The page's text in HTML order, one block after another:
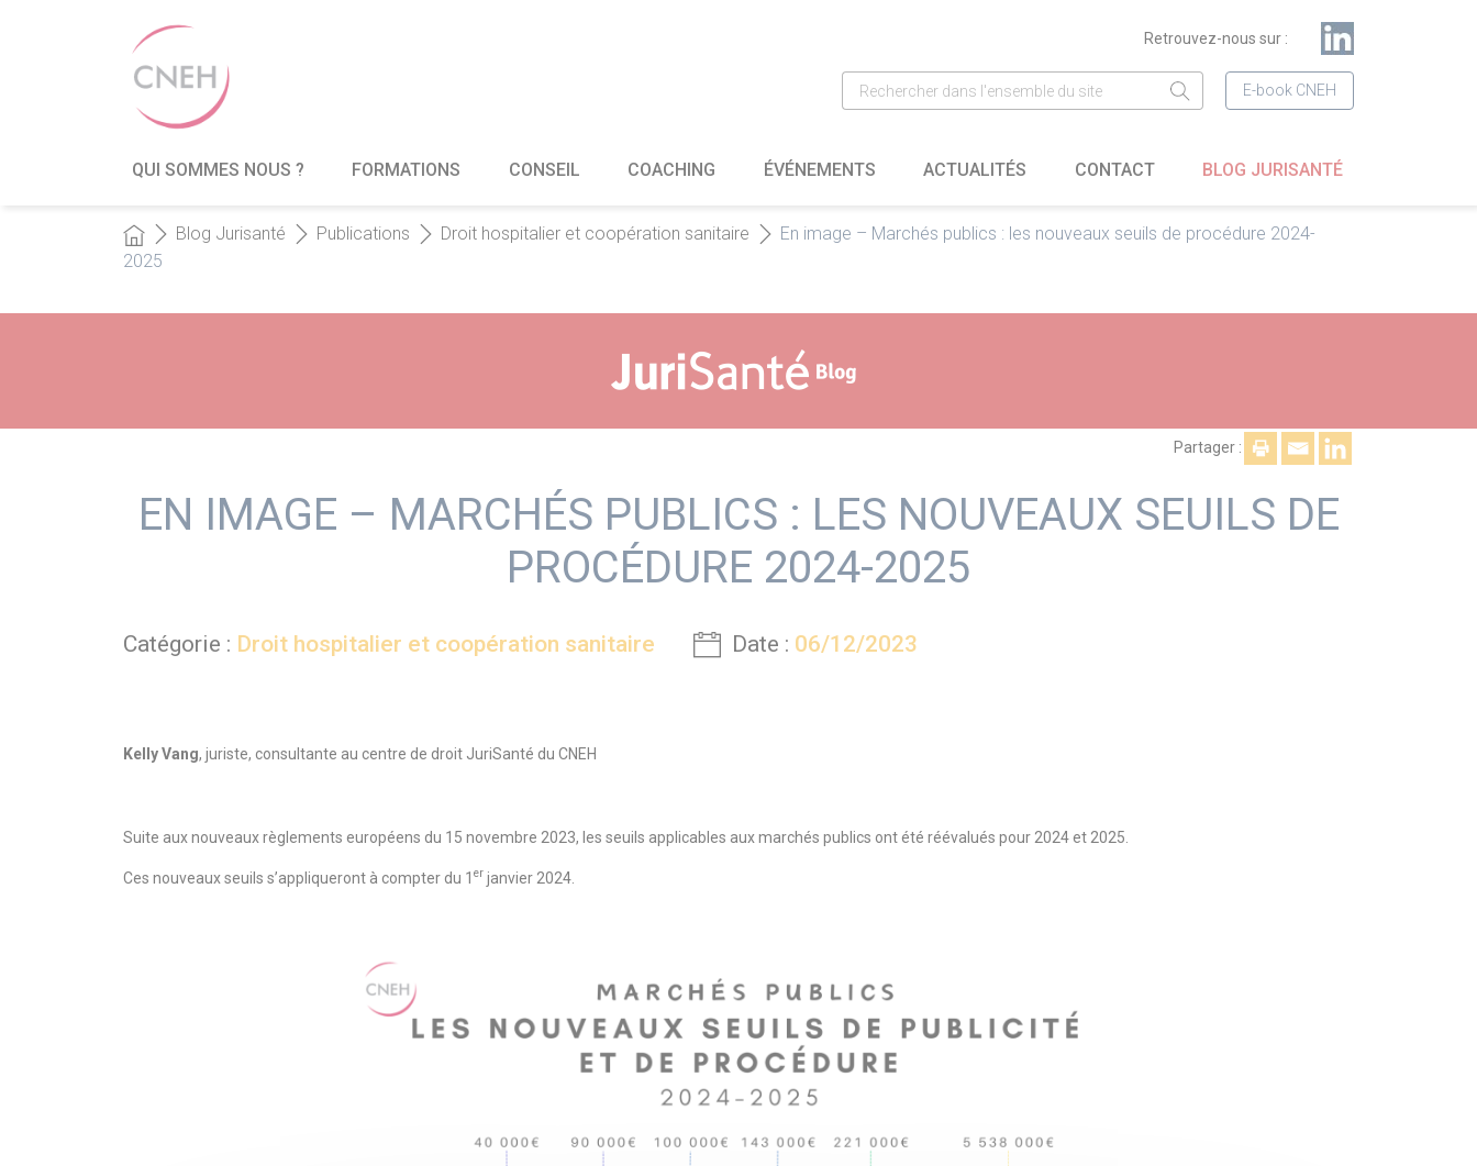
Retrouvez-nous sur :
E-book CNEH
QUI SOMMES NOUS ? FORMATIONS CONSEIL COACHING ÉVÉNEMENTS ACTUALITÉS CONTACT BLOG JURISANTÉ
Blog Jurisanté Publications Droit hospitalier et coopération sanitaire
En image – Marchés publics : les nouveaux seuils de procédure 2024-
2025
Partager :
EN IMAGE – MARCHÉS PUBLICS : LES NOUVEAUX SEUILS DE
PROCÉDURE 2024-2025
Catégorie : Droit hospitalier et coopération sanitaire Date : 06/12/2023
Kelly Vang, juriste, consultante au centre de droit JuriSanté du CNEH
Suite aux nouveaux règlements européens du 15 novembre 2023, les seuils applicables aux marchés publics ont été réévalués pour 2024 et 2025.
Ces nouveaux seuils s’appliqueront à compter du 1 er janvier 2024.